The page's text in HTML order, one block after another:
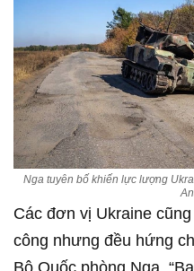
Nga tuyên bố khiến lực lượng
Các đơn vị Ukraine
công nhưng đều hứng
Bộ Quốc phòng Nga.